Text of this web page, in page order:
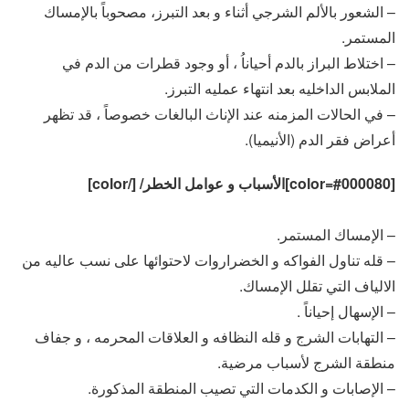
– الشعور بالألم الشرجي أثناء و بعد التبرز، مصحوباً بالإمساك
المستمر.
– اختلاط البراز بالدم أحياناُ ، أو وجود قطرات من الدم في
الملابس الداخليه بعد انتهاء عمليه التبرز.
– في الحالات المزمنه عند الإناث البالغات خصوصاً ، قد تظهر
أعراض فقر الدم (الأنيميا).
[color=#000080]الأسباب و عوامل الخطر/ [/color]
– الإمساك المستمر.
– قله تناول الفواكه و الخضراروات لاحتوائها على نسب عاليه من
الالياف التي تقلل الإمساك.
– الإسهال إحياناً .
– التهابات الشرج و قله النظافه و العلاقات المحرمه ، و جفاف
منطقة الشرج لأسباب مرضية.
– الإصابات و الكدمات التي تصيب المنطقة المذكورة.